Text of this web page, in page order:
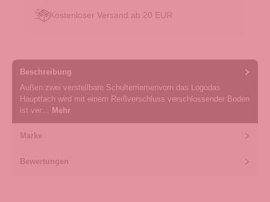
Kostenloser Versand ab 20 EUR
Beschreibung
Außen:zwei verstellbare Schulterriemenvorn das Logodas
Hauptfach wird mit einem Reißverschluss verschlossender Boden
ist ver…
Mehr
Marke
Bewertungen